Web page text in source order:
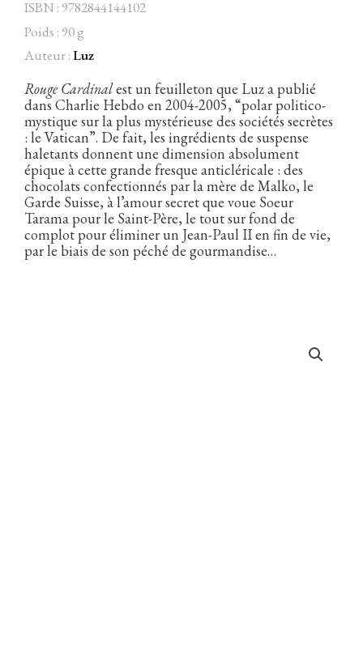
incandescence
Version 2.3.3
ISBN : 9782844144102
Poids : 90 g
Auteur :Luz
Rouge Cardinalest un feuilleton que Luz a publié
dans Charlie Hebdo en 2004-2005, “polar politico-
mystique sur la plus mystérieuse des sociétés secrètes
: le Vatican”. De fait, les ingrédients de suspense
haletants donnent une dimension absolument
épique à cette grande fresque anticléricale : des
chocolats confectionnés par la mère de Malko, le
Garde Suisse, à l’amour secret que voue Soeur
Tarama pour le Saint-Père, le tout sur fond de
complot pour éliminer un Jean-Paul II en fin de vie,
par le biais de son péché de gourmandise…